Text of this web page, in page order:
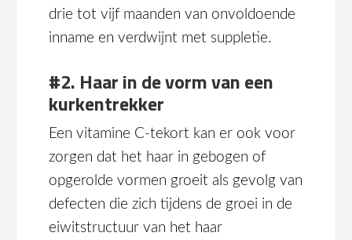
drie tot vijf maanden van onvoldoende
inname en verdwijnt met suppletie.
#2. Haar in de vorm van een
kurkentrekker
Een vitamine C-tekort kan er ook voor
zorgen dat het haar in gebogen of
opgerolde vormen groeit als gevolg van
defecten die zich tijdens de groei in de
eiwitstructuur van het haar